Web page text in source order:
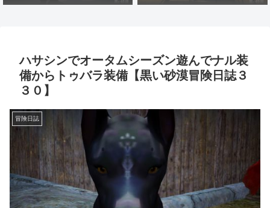
ハサシンでオータムシーズン遊んでナル装
備からトゥバラ装備【黒い砂漠冒険日誌３
３０】
冒険日誌